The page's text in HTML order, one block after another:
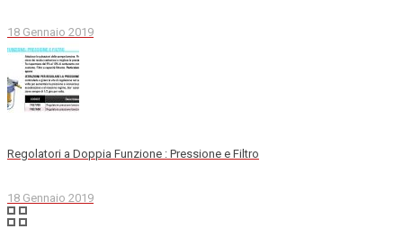
18 Gennaio 2019
Regolatori a Doppia Funzione : Pressione e Filtro
18 Gennaio 2019